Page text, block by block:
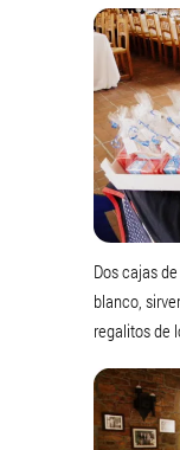
Dos cajas
blanco,
regalitos de